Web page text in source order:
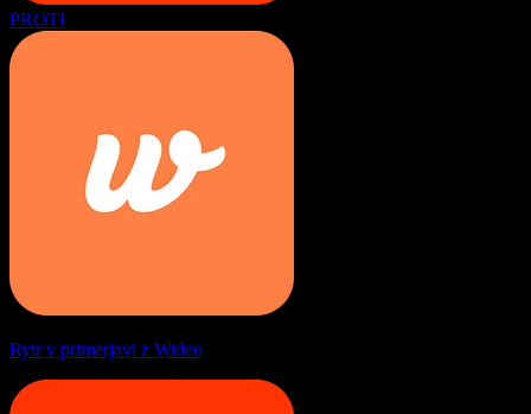
PROTI
Rytr v primerjavi z Wideo